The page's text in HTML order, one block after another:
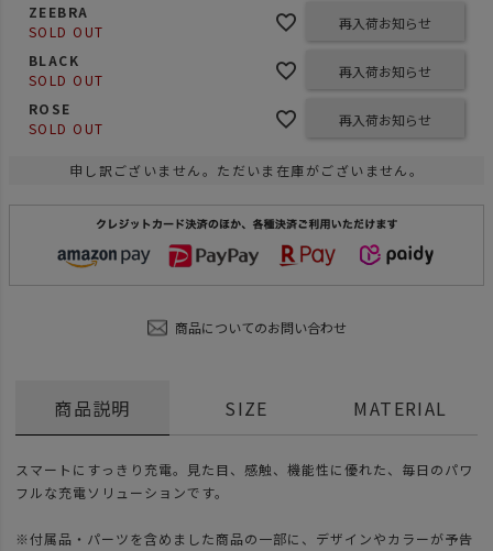
ZEEBRA
SOLD OUT
再入荷お知らせ
BLACK
SOLD OUT
再入荷お知らせ
ROSE
SOLD OUT
再入荷お知らせ
申し訳ございません。ただいま在庫がございません。
商品についてのお問い合わせ
商品説明
スマートにすっきり充電。見た目、感触、機能性に優れた、毎日のパワ
フルな充電ソリューションです。
※付属品・パーツを含めました商品の一部に、デザインやカラーが予告
SIZE MATERIAL